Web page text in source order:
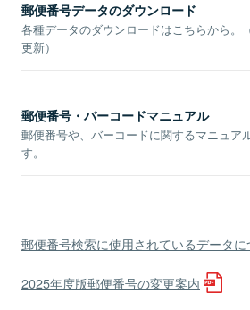
郵便番号データのダウンロード
各種データのダウンロードはこちらから。
更新）
郵便番号・バーコードマニュアル
郵便番号や、バーコードに関するマニュア
す。
郵便番号検索に使用されているデータに
2025年度版郵便番号の変更案内